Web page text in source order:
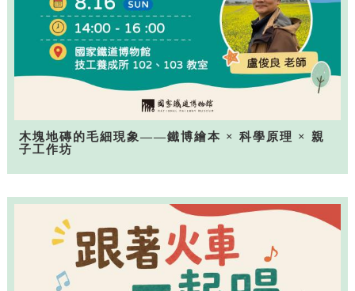
木塊地磚的毛細現象——鐵博繪本 × 科學原理 × 親
子工作坊